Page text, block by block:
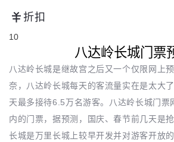
八达岭长城门票
八达岭长城是继故宫之后又一个仅限网上
奈，八达岭长城每天的客流量实在是太大
天最多接待6.5万名游客。八达岭长城门票
内的门票，据预测，国庆、春节前几天是
长城是万里长城上较早开发并对游客开放
折扣
10